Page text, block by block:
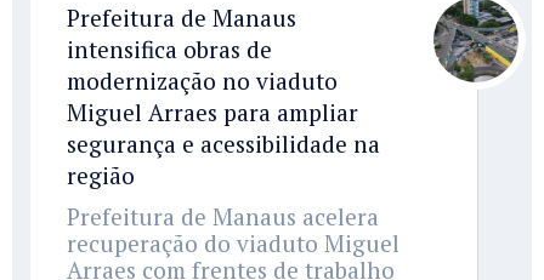
Prefeitura de Manaus
intensifica obras de
modernização no viaduto
Miguel Arraes para ampliar
segurança e acessibilidade na
região
Prefeitura de Manaus acelera
recuperação do viaduto Miguel
Arraes com frentes de trabalho